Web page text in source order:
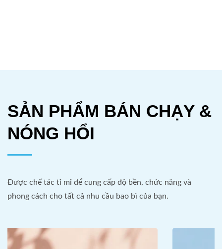
SẢN PHẨM BÁN CHẠY &
NÓNG HỔI
Được chế tác tỉ mỉ để cung cấp độ bền, chức năng và
phong cách cho tất cả nhu cầu bao bì của bạn.